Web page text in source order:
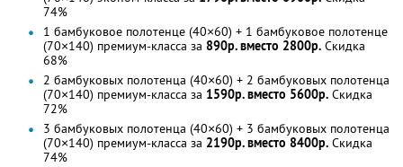
74%
1 бамбуковое полотенце (40×60) + 1 бамбуковое полотенце
(70×140) премиум-класса за 890р. вместо 2800р. Скидка
68%
2 бамбуковых полотенца (40×60) + 2 бамбуковых полотенца
(70×140) премиум-класса за 1590р. вместо 5600р. Скидка
72%
3 бамбуковых полотенца (40×60) + 3 бамбуковых полотенца
(70×140) премиум-класса за 2190р. вместо 8400р. Скидка
74%